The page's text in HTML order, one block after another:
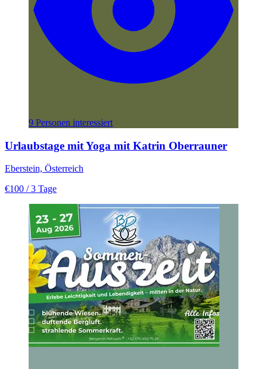
9 Personen interessiert
Urlaubstage mit Yoga mit Katrin Oberrauner
Eberstein, Österreich
€100 / 3 Tage